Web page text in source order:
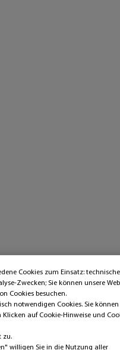
Cookies zum Einsatz:
Zwecken; Sie können unsere
Cookies besuchen.
notwendigen Cookies. Sie können
auf Cookie-Hinweise und
zu.
willigen Sie in die Nutzung aller